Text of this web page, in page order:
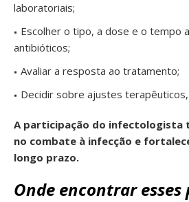
laboratoriais;
Escolher o tipo, a dose e o tempo
antibióticos;
Avaliar a resposta ao tratamento;
Decidir sobre ajustes
A participação do infectologista
no combate à infecção e
longo prazo.
Onde encontrar